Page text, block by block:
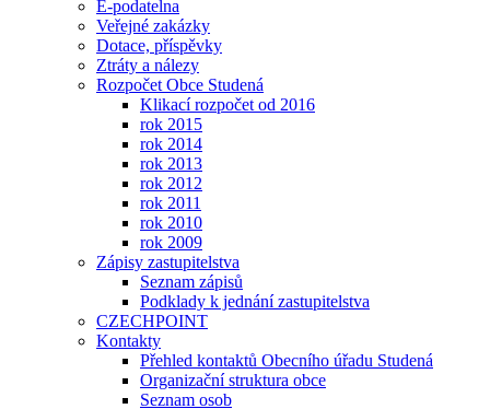
E-podatelna
Veřejné zakázky
Dotace, příspěvky
Ztráty a nálezy
Rozpočet Obce Studená
Klikací rozpočet od 2016
rok 2015
rok 2014
rok 2013
rok 2012
rok 2011
rok 2010
rok 2009
Zápisy zastupitelstva
Seznam zápisů
Podklady k jednání zastupitelstva
CZECHPOINT
Kontakty
Přehled kontaktů Obecního úřadu Studená
Organizační struktura obce
Seznam osob